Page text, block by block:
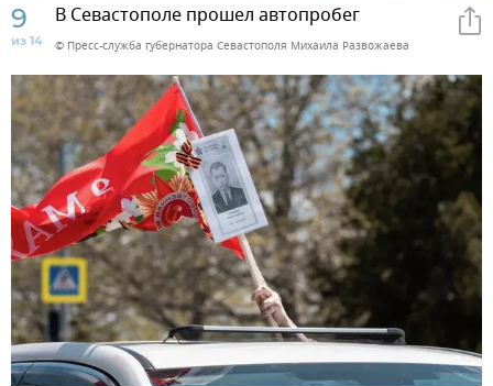
9
из 14
В Севастополе прошел автопробег
© Пресс-служба губернатора Севастополя Михаила Развожаева